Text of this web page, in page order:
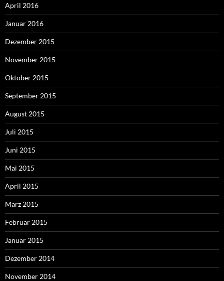
April 2016
Januar 2016
Dezember 2015
November 2015
Oktober 2015
September 2015
August 2015
Juli 2015
Juni 2015
Mai 2015
April 2015
März 2015
Februar 2015
Januar 2015
Dezember 2014
November 2014